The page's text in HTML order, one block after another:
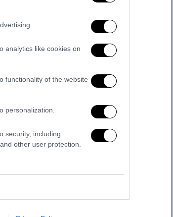
analytics like cookies on
functionality of the website
personalization.
security, including
other user protection.
Καμπούλ
σας,